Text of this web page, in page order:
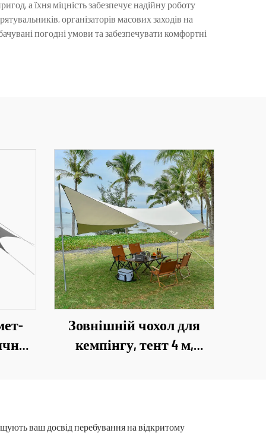
а їхня міцність забезпечує надійну роботу
організаторів масових заходів на
погодні умови та забезпечувати комфортні
Зовнішній чохол для
кемпінгу, тент 4 м,
намет із сталевими
ваш досвід перебування на відкритому